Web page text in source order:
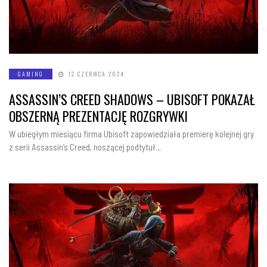
GAMING 12 CZERWCA 2024
ASSASSIN’S CREED SHADOWS – UBISOFT POKAZAŁ
OBSZERNĄ PREZENTACJĘ ROZGRYWKI
W ubiegłym miesiącu firma Ubisoft zapowiedziała premierę kolejnej gry
z serii Assassin’s Creed, noszącej podtytuł…